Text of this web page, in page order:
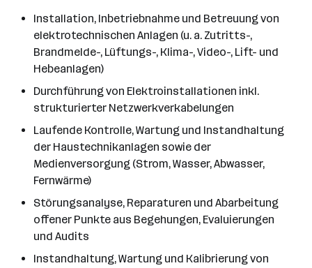
Installation, Inbetriebnahme und Betreuung von
elektrotechnischen Anlagen (u. a. Zutritts-,
Brandmelde-, Lüftungs-, Klima-, Video-, Lift- und
Hebeanlagen)
Durchführung von Elektroinstallationen inkl.
strukturierter Netzwerkverkabelungen
Laufende Kontrolle, Wartung und Instandhaltung
der Haustechnikanlagen sowie der
Medienversorgung (Strom, Wasser, Abwasser,
Fernwärme)
Störungsanalyse, Reparaturen und Abarbeitung
offener Punkte aus Begehungen, Evaluierungen
und Audits
Instandhaltung, Wartung und Kalibrierung von